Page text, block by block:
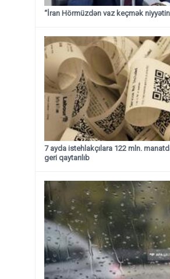
“İran Hörmüzdən vaz keçmək
7 ayda istehlakçılara 122 mln.
geri qaytarılıb